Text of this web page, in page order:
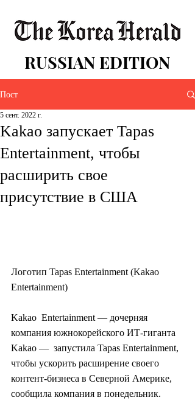
RUSSIAN EDITION
Пост
Kakao запускает Tapas
Entertainment, чтобы
расширить свое
присутствие в США
5 сент. 2022 г.
Логотип Tapas Entertainment (Kakao
Entertainment)
Kakao  Entertainment — дочерняя
компания южнокорейского ИТ-гиганта
Kakao —  запустила Tapas Entertainment,
чтобы ускорить расширение своего
контент-бизнеса в Северной Америке,
сообщила компания в понедельник.